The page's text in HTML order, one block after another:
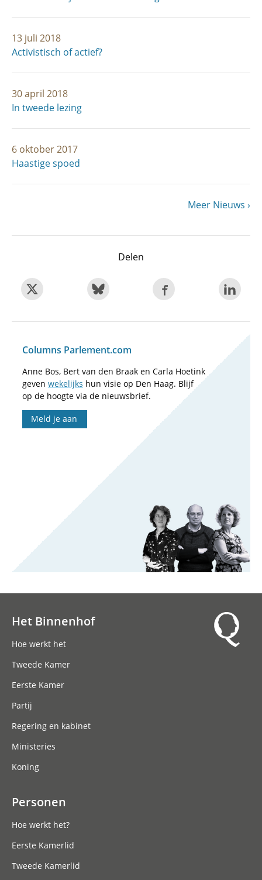
13 juli 2018
Activistisch of actief?
30 april 2018
In tweede lezing
6 oktober 2017
Haastige spoed
Volgende
Meer Nieuws
Delen
Columns Parlement.com
Anne Bos, Bert van den Braak en Carla Hoetink
geven wekelijks hun visie op Den Haag. Blijf
op de hoogte via de nieuwsbrief.
Meld je aan
Het Binnenhof
Hoe werkt het
Tweede Kamer
Eerste Kamer
Partij
Regering en kabinet
Ministeries
Koning
Personen
Hoe werkt het?
Eerste Kamerlid
Tweede Kamerlid